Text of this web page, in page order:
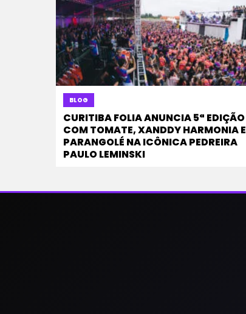
BLOG
CURITIBA FOLIA ANUNCIA 5ª EDIÇÃO
COM TOMATE, XANDDY HARMONIA E
PARANGOLÉ NA ICÔNICA PEDREIRA
PAULO LEMINSKI